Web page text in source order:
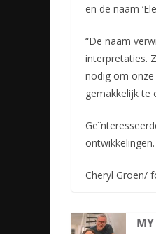
en de naam
“De naam
interpretaties.
nodig om
gemakkelijk te
Cheryl Groen/